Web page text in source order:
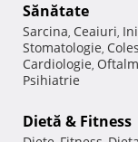
Sănătate
Sarcina, Ceaiuri,
Stomatologie,
Cardiologie,
Psihiatrie
Dietă & Fitness